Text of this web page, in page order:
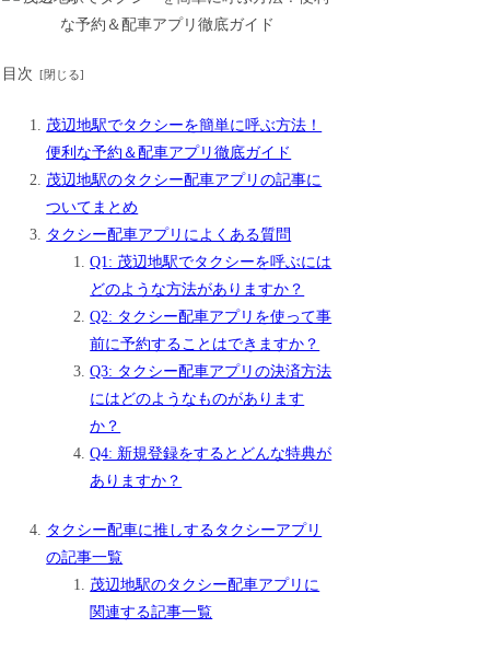
目次
茂辺地駅でタクシーを簡単に呼ぶ方法！
便利な予約＆配車アプリ徹底ガイド
茂辺地駅のタクシー配車アプリの記事に
ついてまとめ
タクシー配車アプリによくある質問
Q1: 茂辺地駅でタクシーを呼ぶには
どのような方法がありますか？
Q2: タクシー配車アプリを使って事
前に予約することはできますか？
Q3: タクシー配車アプリの決済方法
にはどのようなものがあります
か？
Q4: 新規登録をするとどんな特典が
ありますか？
タクシー配車に推しするタクシーアプリ
の記事一覧
茂辺地駅のタクシー配車アプリに
関連する記事一覧